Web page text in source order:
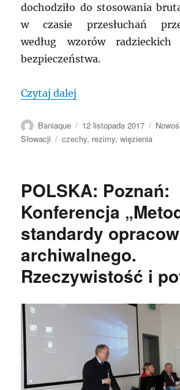
dochodziło do stosowania
w czasie przesłuchań
według wzorów radzieckich
bezpieczeństwa.
Czytaj dalej
Autor
Baniaque
Data
publikacji
12 listopada 2017
Słowacji
Tagi
czechy, rezimy,więzienia
POLSKA: Poznań:
Konferencja
standardy
archiwalnego.
Rzeczywistość i